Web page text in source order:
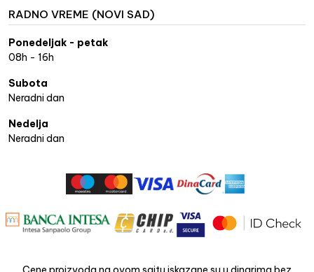
RADNO VREME (NOVI SAD)
Ponedeljak - petak
08h - 16h
Subota
Neradni dan
Nedelja
Neradni dan